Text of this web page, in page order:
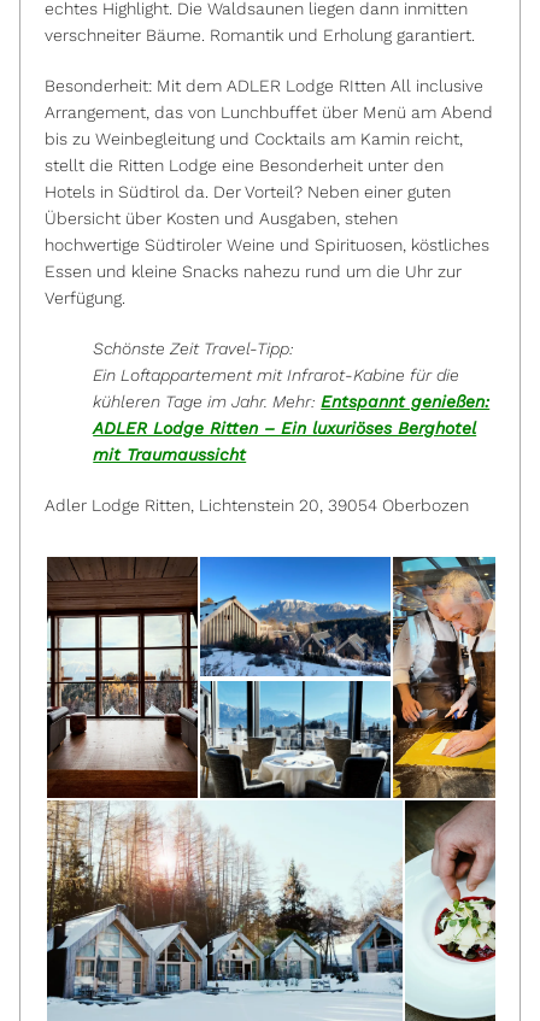
echtes Highlight. Die Waldsaunen liegen dann inmitten
verschneiter Bäume. Romantik und Erholung garantiert.
Besonderheit: Mit dem ADLER Lodge RItten All inclusive
Arrangement, das von Lunchbuffet über Menü am Abend
bis zu Weinbegleitung und Cocktails am Kamin reicht,
stellt die Ritten Lodge eine Besonderheit unter den
Hotels in Südtirol da. Der Vorteil? Neben einer guten
Übersicht über Kosten und Ausgaben, stehen
hochwertige Südtiroler Weine und Spirituosen, köstliches
Essen und kleine Snacks nahezu rund um die Uhr zur
Verfügung.
Schönste Zeit Travel-Tipp:
Ein Loftappartement mit Infrarot-Kabine für die
kühleren Tage im Jahr. Mehr: Entspannt genießen:
ADLER Lodge Ritten – Ein luxuriöses Berghotel
mit Traumaussicht
Adler Lodge Ritten, Lichtenstein 20, 39054 Oberbozen